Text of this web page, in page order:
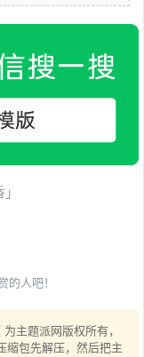
的人吧！
主题派网版权所有，
缩包先解压，然后把主